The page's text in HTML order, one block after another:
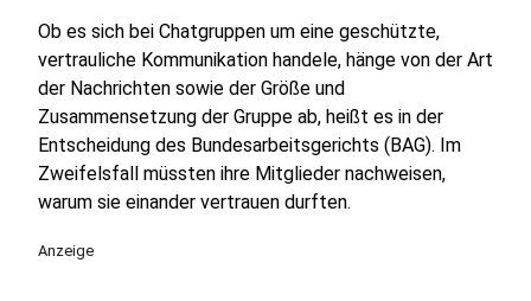
Ob es sich bei Chatgruppen um eine geschützte,
vertrauliche Kommunikation handele, hänge von der Art
der Nachrichten sowie der Größe und
Zusammensetzung der Gruppe ab, heißt es in der
Entscheidung des Bundesarbeitsgerichts (BAG). Im
Zweifelsfall müssten ihre Mitglieder nachweisen,
warum sie einander vertrauen durften.
Anzeige